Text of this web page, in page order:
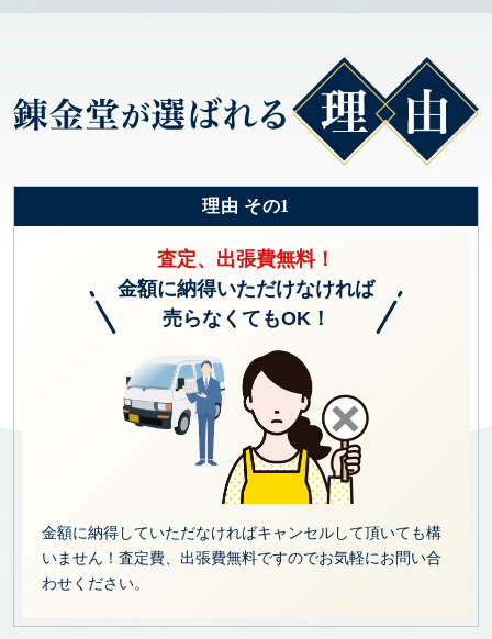
理由 その1
査定、出張費無料！
金額に納得いただけなければ
売らなくてもOK！
金額に納得していただなければキャンセルして頂いても構
いません！査定費、出張費無料ですのでお気軽にお問い合
わせください。